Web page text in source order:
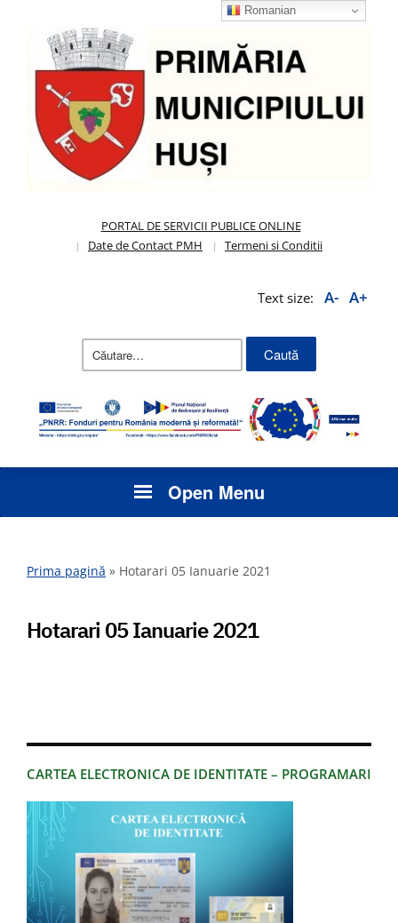
PORTAL DE SERVICII PUBLICE ONLINE
Date de Contact PMH
Termeni si Conditii
Text size: A- A+
Caută
Open Menu
Prima pagină » Hotarari 05 Ianuarie 2021
CARTEA ELECTRONICA DE IDENTITATE – PROGRAMARI
Hotarari 05 Ianuarie 2021
Romanian